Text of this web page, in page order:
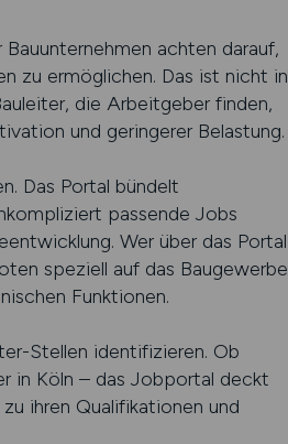
achten darauf,
zu ermöglichen. Das ist nicht in
die Arbeitgeber finden,
und geringerer Belastung.
Das Portal bündelt
passende Jobs
Wer über das Portal
speziell auf das Baugewerbe
Funktionen.
Stellen identifizieren. Ob
in Köln – das Jobportal deckt
ihren Qualifikationen und